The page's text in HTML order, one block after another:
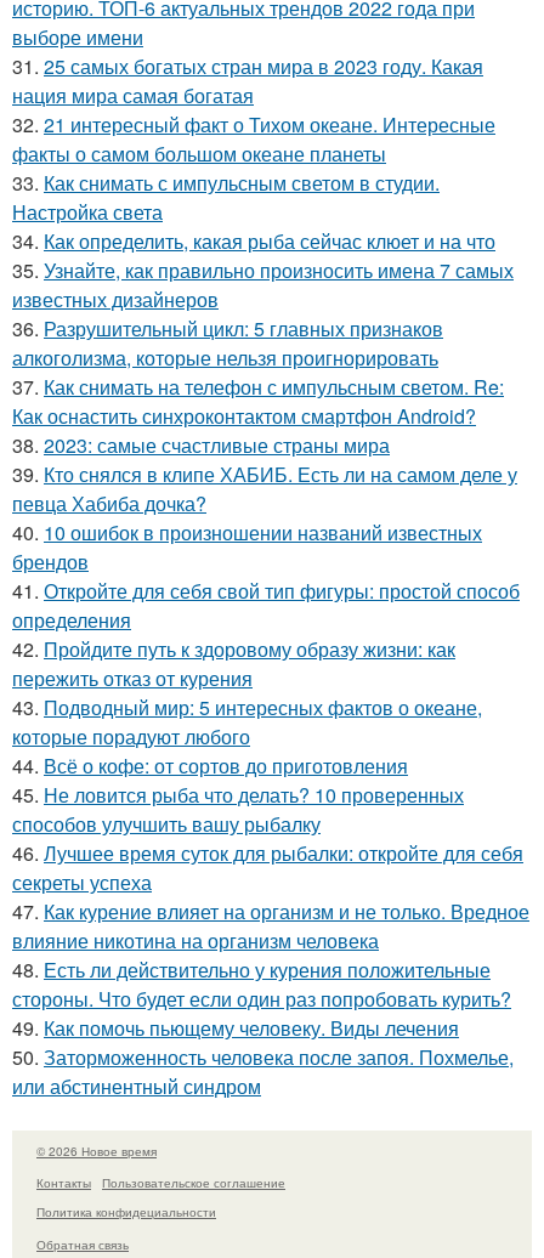
историю. ТОП-6 актуальных трендов 2022 года при
выборе имени
31. 25 самых богатых стран мира в 2023 году. Какая
нация мира самая богатая
32. 21 интересный факт о Тихом океане. Интересные
факты о самом большом океане планеты
33. Как снимать с импульсным светом в студии.
Настройка света
34. Как определить, какая рыба сейчас клюет и на что
35. Узнайте, как правильно произносить имена 7 самых
известных дизайнеров
36. Разрушительный цикл: 5 главных признаков
алкоголизма, которые нельзя проигнорировать
37. Как снимать на телефон с импульсным светом. Re:
Как оснастить синхроконтактом смартфон Android?
38. 2023: самые счастливые страны мира
39. Кто снялся в клипе ХАБИБ. Есть ли на самом деле у
певца Хабиба дочка?
40. 10 ошибок в произношении названий известных
брендов
41. Откройте для себя свой тип фигуры: простой способ
определения
42. Пройдите путь к здоровому образу жизни: как
пережить отказ от курения
43. Подводный мир: 5 интересных фактов о океане,
которые порадуют любого
44. Всё о кофе: от сортов до приготовления
45. Не ловится рыба что делать? 10 проверенных
способов улучшить вашу рыбалку
46. Лучшее время суток для рыбалки: откройте для себя
секреты успеха
47. Как курение влияет на организм и не только. Вредное
влияние никотина на организм человека
48. Есть ли действительно у курения положительные
стороны. Что будет если один раз попробовать курить?
49. Как помочь пьющему человеку. Виды лечения
50. Заторможенность человека после запоя. Похмелье,
или абстинентный синдром
© 2026 Новое время
Контакты
Пользовательское соглашение
Политика конфидециальности
Обратная связь